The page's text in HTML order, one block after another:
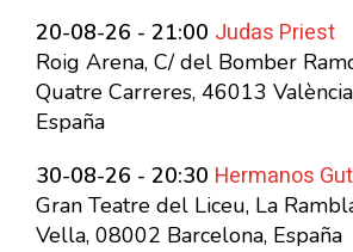
20-08-26 - 21:00 Judas Priest
Roig Arena, C/ del Bomber
Quatre Carreres, 46013
España
30-08-26 - 20:30 Hermanos
Gran Teatre del Liceu, La
Vella, 08002 Barcelona, España